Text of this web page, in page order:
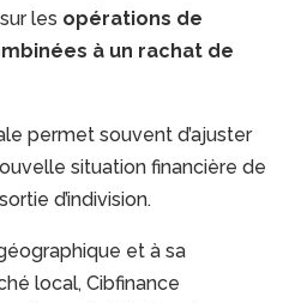
les opérations de
à un rachat de
permet souvent d’ajuster
situation financière de
d’indivision.
et à sa
local, Cibfinance